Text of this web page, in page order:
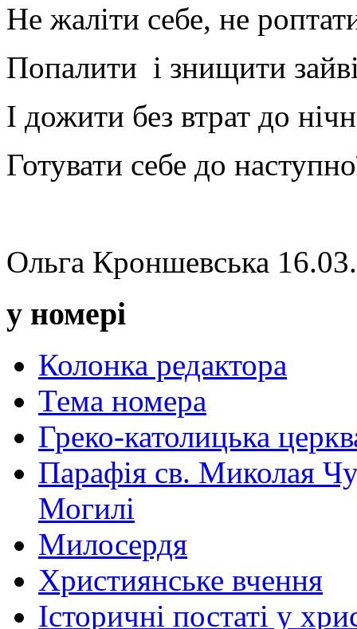
Не жаліти себе, не
Попалити і знищити
І дожити без втрат до
Готувати себе до
Ольга Кроншевська
у номері
Колонка редактора
Тема номера
Греко-католицька
Парафія св. Миколая
Могилі
Милосердя
Християнське вчення
Історичні постаті у